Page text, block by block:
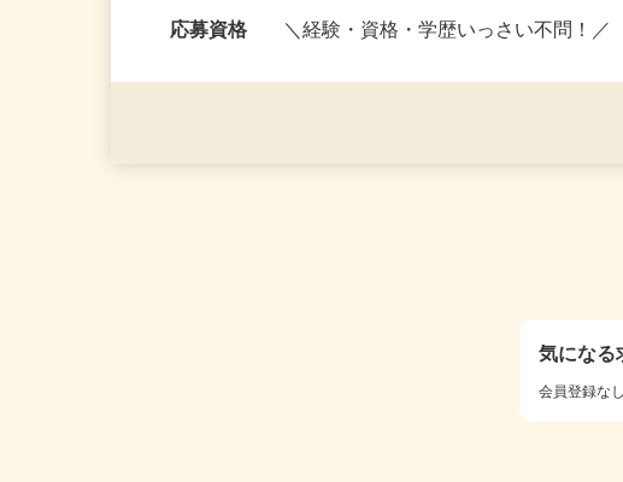
ださい。 ＜会社営…
応募資格 ＼経験・資格・学歴いっさい不問！／